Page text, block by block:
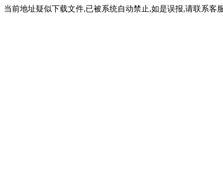
当前地址疑似下载文件,已被系统自动禁止,如是误报,请联系客